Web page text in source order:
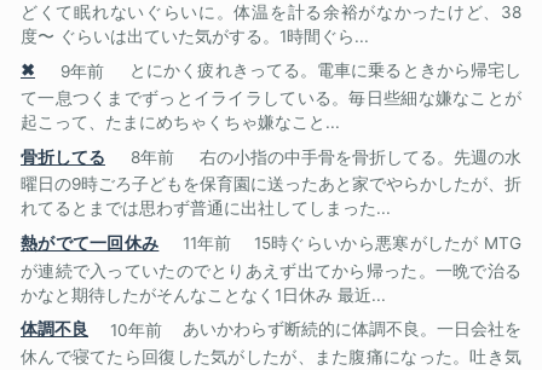
どくて眠れないぐらいに。体温を計る余裕がなかったけど、38
度〜 ぐらいは出ていた気がする。1時間ぐら...
✖
9年前
とにかく疲れきってる。電車に乗るときから帰宅し
て一息つくまでずっとイライラしている。毎日些細な嫌なことが
起こって、たまにめちゃくちゃ嫌なこと...
骨折してる
8年前
右の小指の中手骨を骨折してる。先週の水
曜日の9時ごろ子どもを保育園に送ったあと家でやらかしたが、折
れてるとまでは思わず普通に出社してしまった...
熱がでて一回休み
11年前
15時ぐらいから悪寒がしたが MTG
が連続で入っていたのでとりあえず出てから帰った。一晩で治る
かなと期待したがそんなことなく1日休み 最近...
体調不良
10年前
あいかわらず断続的に体調不良。一日会社を
休んで寝てたら回復した気がしたが、また腹痛になった。吐き気